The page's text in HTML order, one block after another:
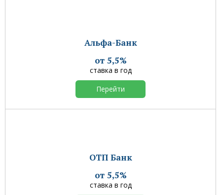
Альфа-Банк
от 5,5%
ставка в год
Перейти
ОТП Банк
от 5,5%
ставка в год